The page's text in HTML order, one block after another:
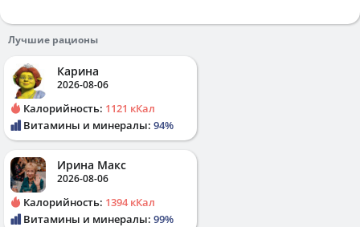
Лучшие рационы
Карина
2026-08-06
Калорийность: 1121 кКал
Витамины и минералы: 94%
Ирина Макс
2026-08-06
Калорийность: 1394 кКал
Витамины и минералы: 99%